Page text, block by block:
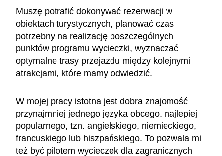
Muszę potrafić dokonywać rezerwacji w
obiektach turystycznych, planować czas
potrzebny na realizację poszczególnych
punktów programu wycieczki, wyznaczać
optymalne trasy przejazdu między kolejnymi
atrakcjami, które mamy odwiedzić.
W mojej pracy istotna jest dobra znajomość
przynajmniej jednego języka obcego, najlepiej
popularnego, tzn. angielskiego, niemieckiego,
francuskiego lub hiszpańskiego. To pozwala mi
też być pilotem wycieczek dla zagranicznych